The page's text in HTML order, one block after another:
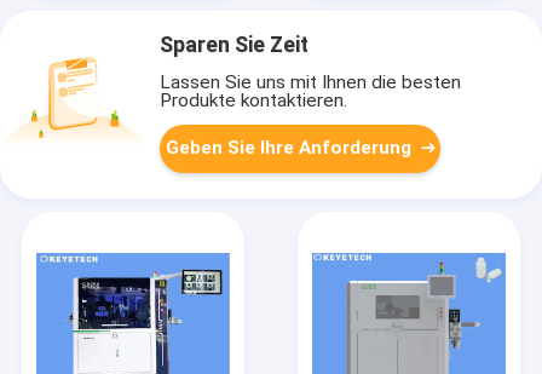
Sparen Sie Zeit
Lassen Sie uns mit Ihnen die besten
Produkte kontaktieren.
Geben Sie Ihre Anforderung